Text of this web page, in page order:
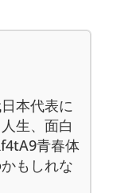
本代表に
生、面白
青春体
もしれな